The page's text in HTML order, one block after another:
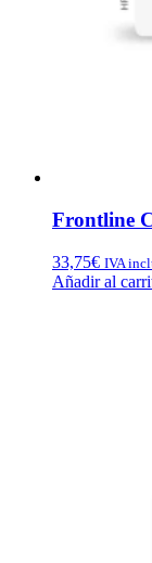
Frontline
33,75€ IVA
Añadir al